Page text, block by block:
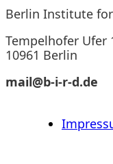
Berlin Institute for
Tempelhofer Ufer
10961 Berlin
mail@b-i-r-d.de